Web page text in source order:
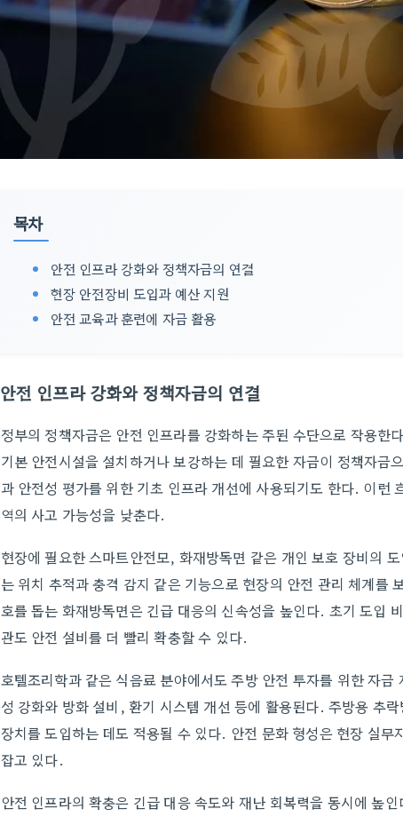
목차
안전 인프라 강화와 정책자금의 연결
현장 안전장비 도입과 예산 지원
안전 교육과 훈련에 자금 활용
안전 인프라 강화와 정책자금의 연결
정부의 정책자금은 안전 인프라를 강화하는 주된 수단으로 작용한
기본 안전시설을 설치하거나 보강하는 데 필요한 자금이 정책자금
과 안전성 평가를 위한 기초 인프라 개선에 사용되기도 한다. 이런
역의 사고 가능성을 낮춘다.
현장에 필요한 스마트안전모, 화재방독면 같은 개인 보호 장비의
는 위치 추적과 충격 감지 같은 기능으로 현장의 안전 관리 체계를
호를 돕는 화재방독면은 긴급 대응의 신속성을 높인다. 초기 도입
관도 안전 설비를 더 빨리 확충할 수 있다.
호텔조리학과 같은 식음료 분야에서도 주방 안전 투자를 위한 자
성 강화와 방화 설비, 환기 시스템 개선 등에 활용된다. 주방용 추
장치를 도입하는 데도 적용될 수 있다. 안전 문화 형성은 현장 실
잡고 있다.
안전 인프라의 확충은 긴급 대응 속도와 재난 회복력을 동시에 높